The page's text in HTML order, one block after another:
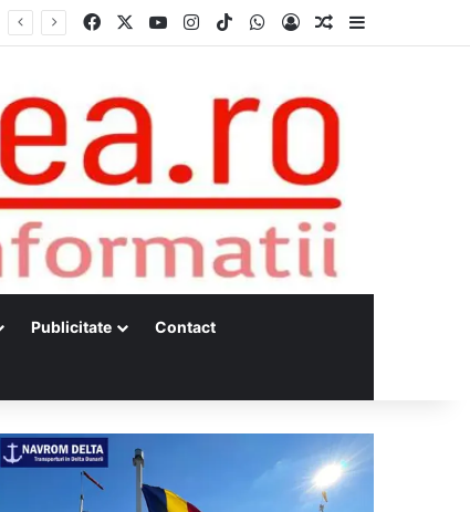
Facebook YouTubeInstagram
TikTokWhatsApp
Log InRandom Article
Publicitate Contact